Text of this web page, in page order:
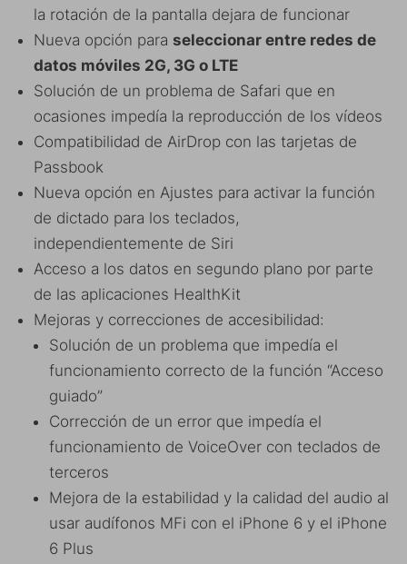
la rotación de la pantalla dejara de funcionar
Nueva opción para seleccionar entre redes de
datos móviles 2G, 3G o LTE
Solución de un problema de Safari que en
ocasiones impedía la reproducción de los vídeos
Compatibilidad de AirDrop con las tarjetas de
Passbook
Nueva opción en Ajustes para activar la función
de dictado para los teclados,
independientemente de Siri
Acceso a los datos en segundo plano por parte
de las aplicaciones HealthKit
Mejoras y correcciones de accesibilidad:
Solución de un problema que impedía el
funcionamiento correcto de la función “Acceso
guiado”
Corrección de un error que impedía el
funcionamiento de VoiceOver con teclados de
terceros
Mejora de la estabilidad y la calidad del audio al
usar audífonos MFi con el iPhone 6 y el iPhone
6 Plus